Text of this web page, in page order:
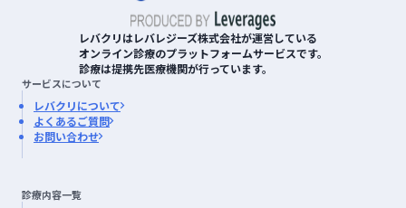
レバクリはレバレジーズ株式会社が運営している
オンライン診療のプラットフォームサービスです。
診療は提携先医療機関が行っています。
サービスについて
レバクリについて
よくあるご質問
お問い合わせ
診療内容一覧